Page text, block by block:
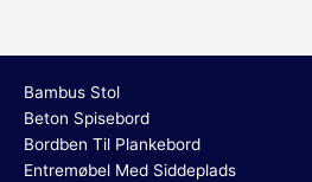
Bambus Stol
Beton Spisebord
Bordben Til Plankebord
Entremøbel Med Siddeplads